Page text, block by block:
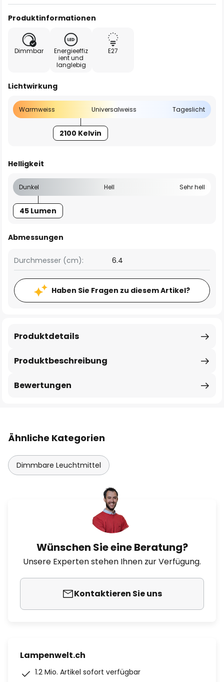
Produktinformationen
Dimmbar
Energieeffiz
ient und
langlebig
E27
Lichtwirkung
Warmweiss Universalweiss Tageslicht
2100 Kelvin
Helligkeit
Dunkel Hell Sehr hell
45 Lumen
Abmessungen
Durchmesser (cm): 6.4
Haben Sie Fragen zu diesem Artikel?
Produktbeschreibung
Produktdetails
Bewertungen
Ähnliche Kategorien
Dimmbare Leuchtmittel
Wünschen Sie eine Beratung?
Unsere Experten stehen Ihnen zur Verfügung.
Kontaktieren Sie uns
Lampenwelt.ch
1.2 Mio. Artikel sofort verfügbar